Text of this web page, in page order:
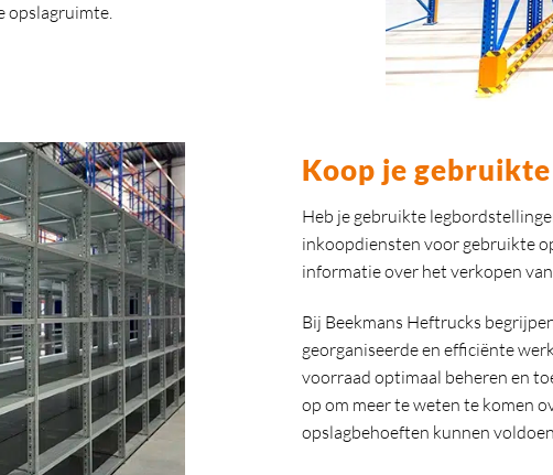
opslagruimte.
Koop je
Heb je gebruikte
inkoopdiensten voor gebruikte
informatie over het verkopen
Bij Beekmans Heftrucks
georganiseerde en efficiënte
voorraad optimaal beheren en
op om meer te weten te komen
opslagbehoeften kunnen voldoen.